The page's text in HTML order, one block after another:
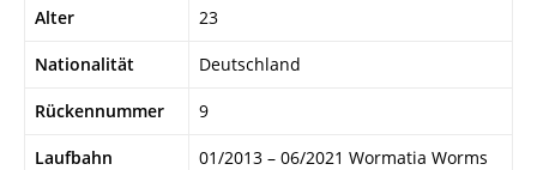
Alter 23
Nationalität Deutschland
Rückennummer 9
Laufbahn
01/2013 – 06/2021 Wormatia Worms